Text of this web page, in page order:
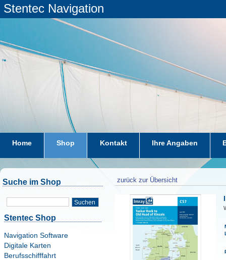
Stentec Navigation
Home Shop Kontakt Ihre Angaben
Suche im Shop
Suchen
Stentec Shop
Navigation Software
Digitale Karten
Berufsschifffahrt
zurück zur Übersicht